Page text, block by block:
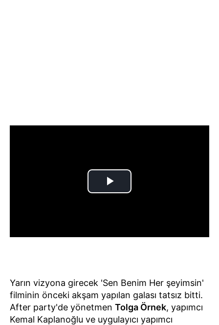
Yarın vizyona girecek 'Sen Benim Her şeyimsin'
filminin önceki akşam yapılan galası tatsız bitti.
After party'de yönetmen Tolga Örnek, yapımcı
Kemal Kaplanoğlu ve uygulayıcı yapımcı